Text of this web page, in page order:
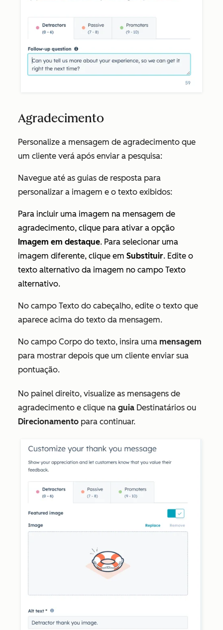
Agradecimento
Personalize a mensagem de agradecimento que
um cliente verá após enviar a pesquisa:
Navegue até as guias de resposta para
personalizar a imagem e o texto exibidos:
Para incluir uma imagem na mensagem de
agradecimento, clique para ativar a opção
Imagem em destaque. Para selecionar uma
imagem diferente, clique em Substituir. Edite o
texto alternativo da imagem no campo Texto
alternativo.
No campo Texto do cabeçalho, edite o texto que
aparece acima do texto da mensagem.
No campo Corpo do texto, insira uma mensagem
para mostrar depois que um cliente enviar sua
pontuação.
No painel direito, visualize as mensagens de
agradecimento e clique na guia Destinatários ou
Direcionamento para continuar.